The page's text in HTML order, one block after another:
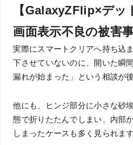
【GalaxyZFlip×デッ
画面表示不良の被害事
実際にスマートクリアへ持ち込
下させていないのに、開いた瞬
漏れが始まった」という相談が
他にも、ヒンジ部分に小さな砂
態で折りたたんでしまい、内部
しまったケースも多く見られます